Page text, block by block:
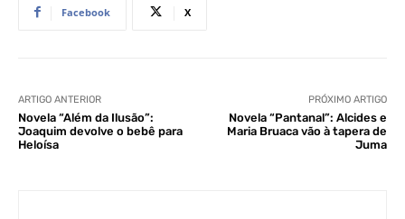
Facebook X
ARTIGO ANTERIOR
Novela “Além da Ilusão”:
Joaquim devolve o bebê para
Heloísa
PRÓXIMO ARTIGO
Novela “Pantanal”: Alcides e
Maria Bruaca vão à tapera de
Juma